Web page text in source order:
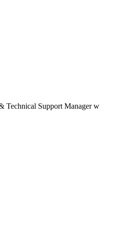
Technical Support Manager w